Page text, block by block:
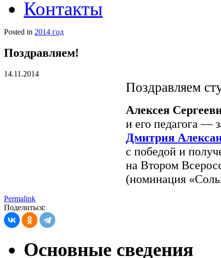
Контакты
Posted in 2014 год
Поздравляем!
14.11.2014
Поздравляем
Алексея
и его педагога —
Дмитрия
с победой и
на Втором
(номинация
Permalink
Поделиться:
Основные сведения